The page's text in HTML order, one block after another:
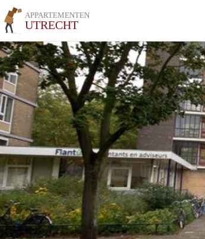
APPARTEMENTEN
UTRECHT